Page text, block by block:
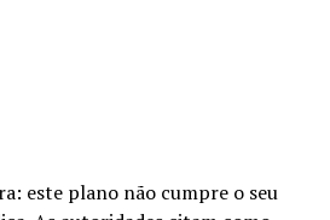
este plano não cumpre o seu